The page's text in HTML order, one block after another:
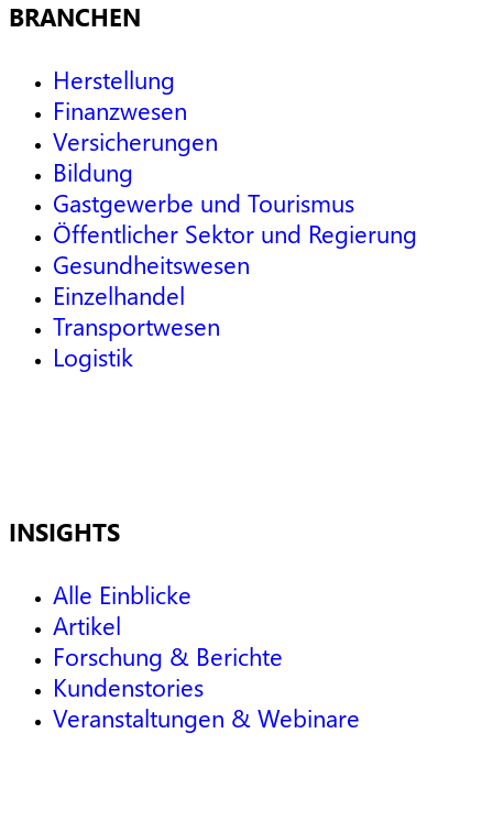
BRANCHEN
Herstellung
Finanzwesen
Versicherungen
Bildung
Gastgewerbe und Tourismus
Öffentlicher Sektor und Regierung
Gesundheitswesen
Einzelhandel
Transportwesen
Logistik
INSIGHTS
Alle Einblicke
Artikel
Forschung & Berichte
Kundenstories
Veranstaltungen & Webinare